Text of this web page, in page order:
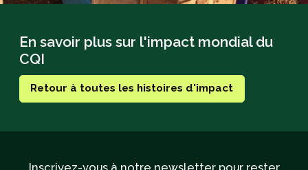
En savoir plus sur l'impact mondial du
CQI
Retour à toutes les histoires d'impact
Inscrivez-vous à notre newsletter pour rester